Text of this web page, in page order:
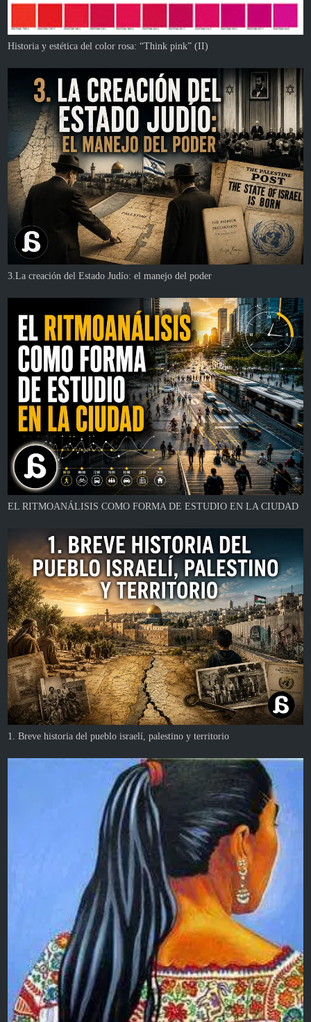
Historia y estética del color rosa: “Think pink” (II)
3.La creación del Estado Judío: el manejo del poder
EL RITMOANÁLISIS COMO FORMA DE ESTUDIO EN LA CIUDAD
1. Breve historia del pueblo israelí, palestino y territorio